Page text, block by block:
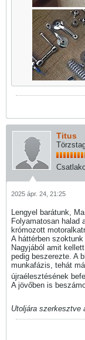
Titus
2025 ápr. 24, 21:25
Lengyel barátunk,
Folyamatosan halad
krómozott
A háttérben
Nagyjából amit
pedig beszerezte. A
munkafázis, tehát
újraélesztésének
A jövőben is
Utoljára szerkesztve